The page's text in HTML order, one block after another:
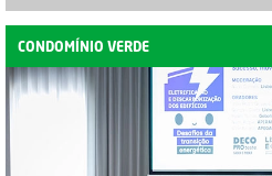
CONDOMÍNIO VERDE